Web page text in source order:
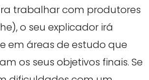
trabalhar com produtores
o seu explicador irá
em áreas de estudo que
os seus objetivos finais. Se